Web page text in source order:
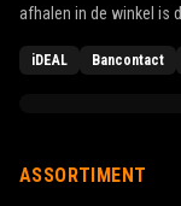
afhalen in de winkel is
iDEAL Bancontact
ASSORTIMENT